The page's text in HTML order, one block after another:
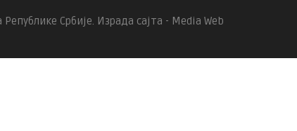
Србије. Израда сајта - Media Web